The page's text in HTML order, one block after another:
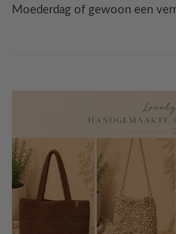
Moederdag of gewoon een